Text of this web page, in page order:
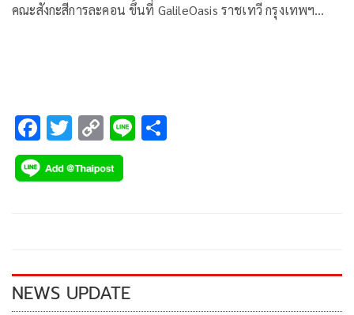
คณะสังกะสีการละคอน ขึ้นที่ GalileOasis ราชเทวี กรุงเทพฯ
F
ac
e
k
T
wi
tt
C
o
p
k
Li
NEWS UPDATE